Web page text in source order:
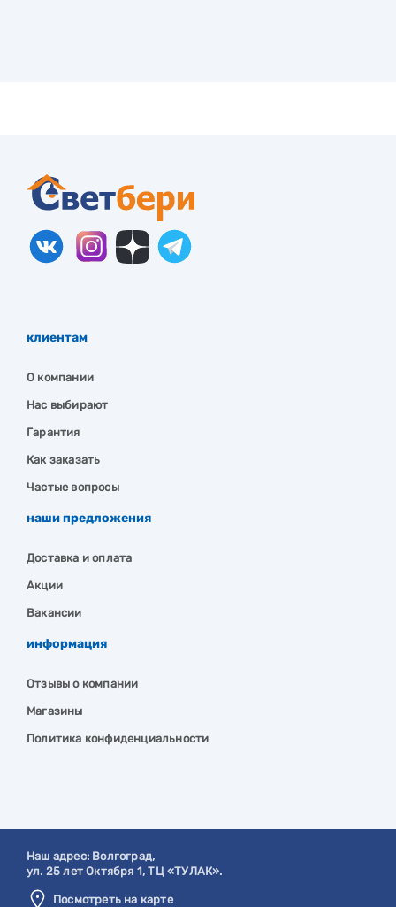
клиентам
О компании
Нас выбирают
Гарантия
Как заказать
Частые вопросы
наши предложения
Доставка и оплата
Акции
Вакансии
информация
Отзывы о компании
Магазины
Политика конфиденциальности
Наш адрес: Волгоград,
ул. 25 лет Октября 1, ТЦ «ТУЛАК».
Посмотреть на карте